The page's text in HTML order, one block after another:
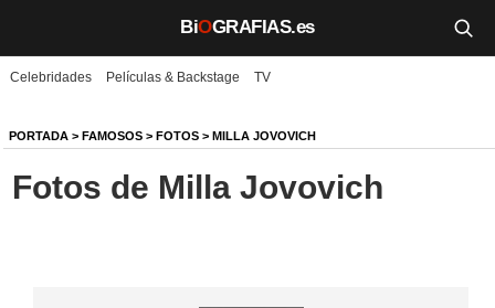
BiOGRAFIAS.es
Biografías
Películas
TV
Celebridades Películas & Backstage TV
PORTADA > FAMOSOS > FOTOS > MILLA JOVOVICH
Fotos de Milla Jovovich